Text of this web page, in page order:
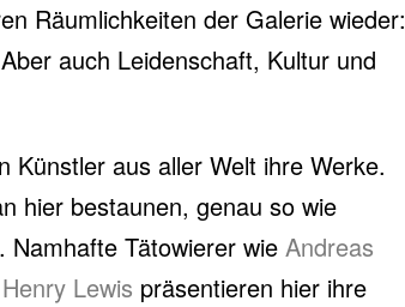
Räumlichkeiten der Galerie wieder:
auch Leidenschaft, Kultur und
Künstler aus aller Welt ihre Werke.
hier bestaunen, genau so wie
Namhafte Tätowierer wie Andreas
Henry Lewis präsentieren hier ihre